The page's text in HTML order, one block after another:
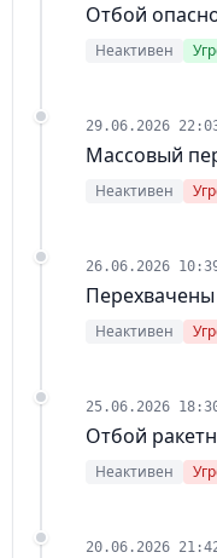
Отбой
Неактивен
29.06.2026
Массовый
Неактивен
26.06.2026
Неактивен
25.06.2026
Отбой
Неактивен
20.06.2026